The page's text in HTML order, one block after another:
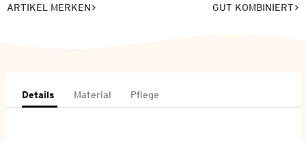
ARTIKEL MERKEN GUT KOMBINIERT
Details Material Pflege